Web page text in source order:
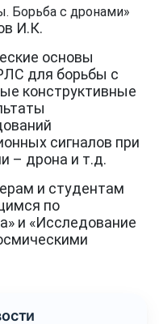
Борьба с дронами»
И.К.
основы
для борьбы с
конструктивные
сигналов при
– дрона и т.д.
и студентам
по
и «Исследование